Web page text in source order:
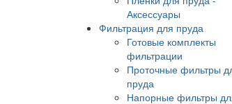
Аксессуары
Фильтрация для пруда
Готовые комплекты
фильтрации
Проточные фильтры
пруда
Напорные фильтры